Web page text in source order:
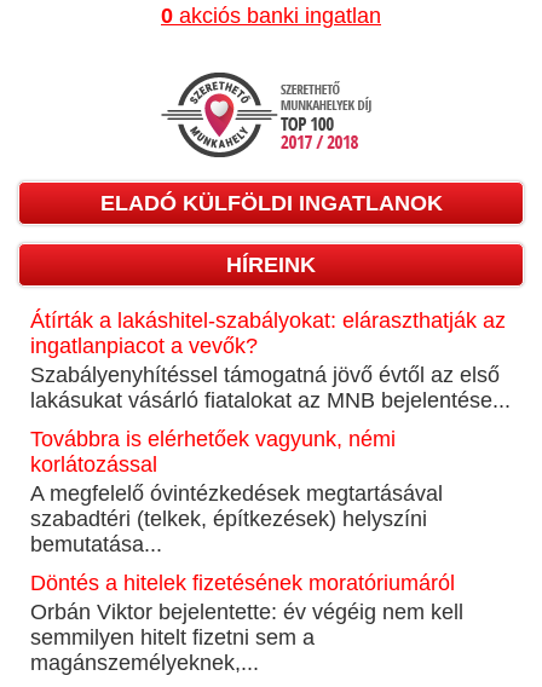
0 akciós banki ingatlan
ELADÓ KÜLFÖLDI INGATLANOK
HÍREINK
Átírták a lakáshitel-szabályokat: eláraszthatják az
ingatlanpiacot a vevők?
Szabályenyhítéssel támogatná jövő évtől az első
lakásukat vásárló fiatalokat az MNB bejelentése...
Továbbra is elérhetőek vagyunk, némi
korlátozással
A megfelelő óvintézkedések megtartásával
szabadtéri (telkek, építkezések) helyszíni
bemutatása...
Döntés a hitelek fizetésének moratóriumáról
Orbán Viktor bejelentette: év végéig nem kell
semmilyen hitelt fizetni sem a
magánszemélyeknek,...